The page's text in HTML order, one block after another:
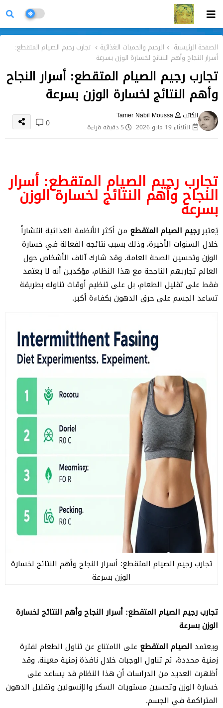
الصفحة الرئيسية الرجيم والحميات الغذائية
تجارب رجيم الصيام المتقطع:
أسرار النجاح وأهم النتائج لخسارة الوزن بسرعة
تجارب رجيم الصيام المتقطع: أسرار النجاح
وأهم النتائج لخسارة الوزن بسرعة
الكاتب
Tamer Nabil Moussa
الثلاثاء 19 مايو 2026
5 دقيقة قراءة 0
تجارب رجيم الصيام المتقطع: أسرار
النجاح وأهم النتائج لخسارة الوزن
بسرعة
يُعتبررجيم الصيام المتقطع من أكثر الأنظمة الغذائية انتشاراً
خلال السنوات الأخيرة، وذلك بسبب نتائجه الفعالة في خسارة
الوزن وتحسين الصحة العامة. وقد شارك آلاف الأشخاص حول
العالم تجاربهم الناجحة مع هذا النظام، مؤكدين أنه لا يعتمد
فقط على تقليل الطعام، بل على تنظيم أوقات تناوله بطريقة
تساعد الجسم على حرق الدهون بكفاءة أكبر.
تجارب رجيم الصيام المتقطع: أسرار النجاح وأهم النتائج لخسارة
الوزن بسرعة
تجارب رجيم الصيام المتقطع: أسرار النجاح وأهم النتائج لخسارة
الوزن بسرعة
ويعتمد الصيام المتقطع على الامتناع عن تناول الطعام لفترة
زمنية محددة، ثم تناول الوجبات خلال نافذة زمنية معينة. وقد
أظهرت العديد من الدراسات أن هذا النظام قد يساعد على
خسارة الوزن وتحسين مستويات السكر والإنسولين وتقليل الدهون
المتراكمة في الجسم.